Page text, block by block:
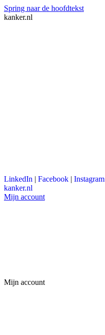
Spring naar de hoofdtekst
kanker.nl
LinkedIn | Facebook | Instagram
kanker.nl
Mijn account
Mijn account